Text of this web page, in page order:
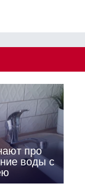
про
воды с